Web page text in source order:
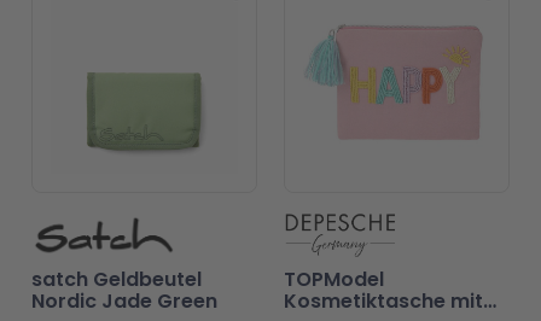
satch Geldbeutel
Nordic Jade Green
TOPModel
Kosmetiktasche mit